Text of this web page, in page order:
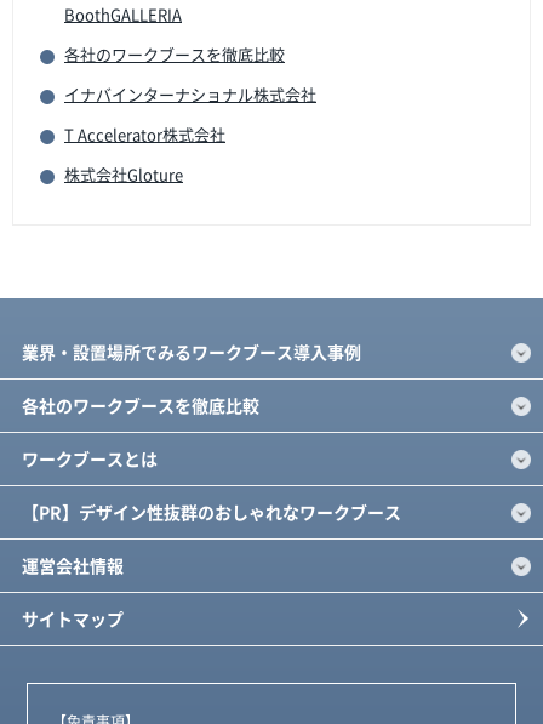
BoothGALLERIA
各社のワークブースを徹底比較
イナバインターナショナル株式会社
T Accelerator株式会社
株式会社Gloture
業界・設置場所でみるワークブース導入事例
各社のワークブースを徹底比較
ワークブースとは
【PR】デザイン性抜群のおしゃれなワークブース
運営会社情報
サイトマップ